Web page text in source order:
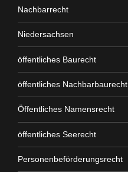
Nachbarrecht
Niedersachsen
öffentliches Baurecht
öffentliches Nachbarbaurecht
Öffentliches Namensrecht
öffentliches Seerecht
Personenbeförderungsrecht